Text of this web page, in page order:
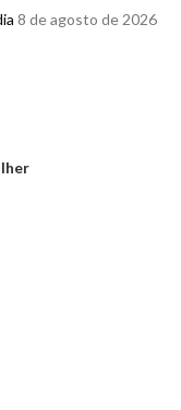
8 de agosto de 2026